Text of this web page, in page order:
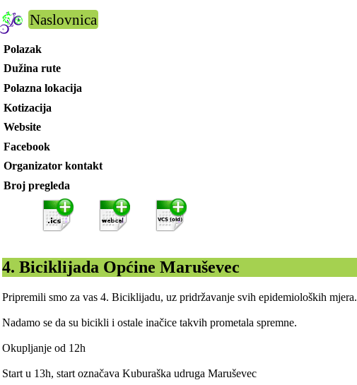
Naslovnica
Polazak
Dužina rute
Polazna lokacija
Kotizacija
Website
Facebook
Organizator kontakt
Broj pregleda
4. Biciklijada Općine Maruševec
Pripremili smo za vas 4. Biciklijadu, uz pridržavanje svih epidemioloških mjera.
Nadamo se da su bicikli i ostale inačice takvih prometala spremne.
Okupljanje od 12h
Start u 13h, start označava Kuburaška udruga Maruševec